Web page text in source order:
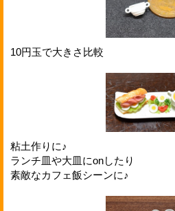
10円玉で大きさ比較
粘土作りに♪
ランチ皿や大皿にonしたり
素敵なカフェ飯シーンに♪